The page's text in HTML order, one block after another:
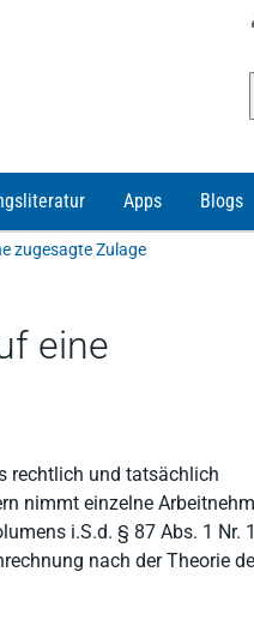
Apps Blogs
zugesagte Zulage
eine
rechtlich und tatsächlich
nimmt einzelne
i.S.d. § 87 Abs. 1 Nr.
nach der Theorie